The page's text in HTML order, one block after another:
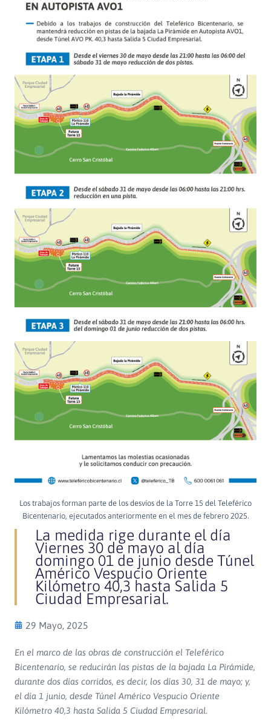
Los trabajos forman parte de los desvíos de la Torre 15 del Teleférico
Bicentenario, ejecutados anteriormente en el mes de febrero 2025.
La medida rige durante el día
Viernes 30 de mayo al día
domingo 01 de junio desde Túnel
Américo Vespucio Oriente
Kilómetro 40,3 hasta Salida 5
Ciudad Empresarial.
29 Mayo, 2025
En el marco de las obras de construcción el Teleférico
Bicentenario, se reducirán las pistas de la bajada La Pirámide,
durante dos días corridos, es decir, los días 30, 31 de mayo; y,
el día 1 junio, desde Túnel Américo Vespucio Oriente
Kilómetro 40,3 hasta Salida 5 Ciudad Empresarial.